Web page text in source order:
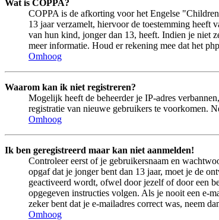
Wat is COPPA?
COPPA is de afkorting voor het Engelse
13 jaar verzamelt, hiervoor de toestemming heeft
van hun kind, jonger dan 13, heeft. Indien je niet
meer informatie. Houd er rekening mee dat het
Omhoog
Waarom kan ik niet registreren?
Mogelijk heeft de beheerder je IP-adres
registratie van nieuwe gebruikers te voorkomen.
Omhoog
Ik ben geregistreerd maar kan niet aanmelden!
Controleer eerst of je gebruikersnaam en
opgaf dat je jonger bent dan 13 jaar, moet je de
geactiveerd wordt, ofwel door jezelf of door een
opgegeven instructies volgen. Als je nooit een e-
zeker bent dat je e-mailadres correct was, neem
Omhoog